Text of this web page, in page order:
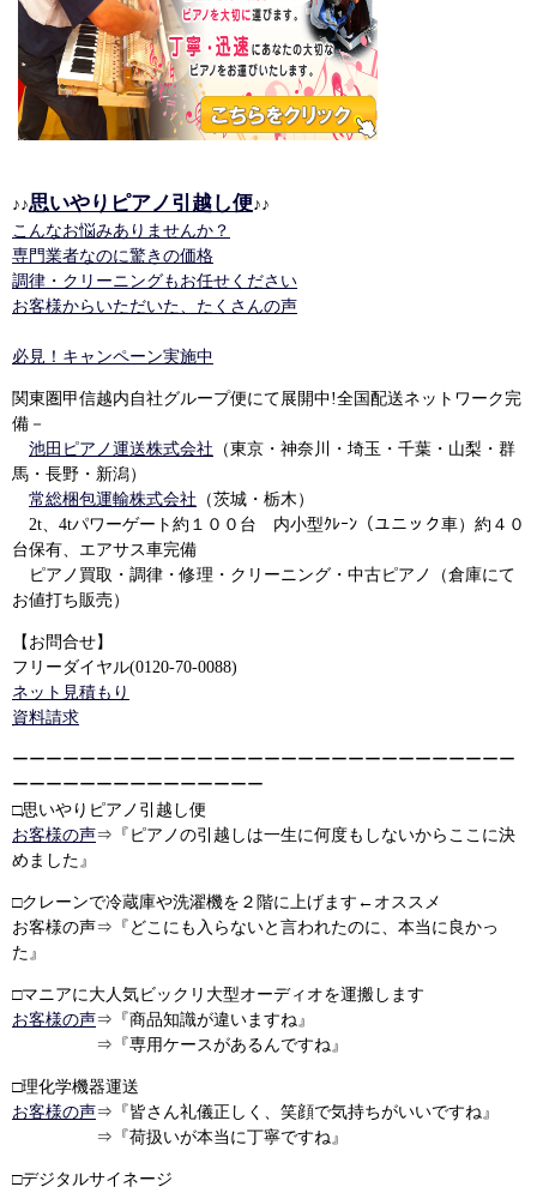
♪♪思いやりピアノ引越し便♪♪
こんなお悩みありませんか？
専門業者なのに驚きの価格
調律・クリーニングもお任せください
お客様からいただいた、たくさんの声
必見！キャンペーン実施中
関東圏甲信越内自社グループ便にて展開中!全国配送ネットワーク完
備－
池田ピアノ運送株式会社 （東京・神奈川・埼玉・千葉・山梨・群
馬・長野・新潟）
常総梱包運輸株式会社 （茨城・栃木）
2t、4tパワーゲート約１００台 内小型ｸﾚｰﾝ（ユニック車）約４０
台保有、エアサス車完備
ピアノ買取・調律・修理・クリーニング・中古ピアノ（倉庫にて
お値打ち販売）
【お問合せ】
フリーダイヤル(0120-70-0088)
ネット見積もり
資料請求
ーーーーーーーーーーーーーーーーーーーーーーーーーーーーーー
ーーーーーーーーーーーーーーー
□思いやりピアノ引越し便
お客様の声⇒『ピアノの引越しは一生に何度もしないからここに決
めました』
□クレーンで冷蔵庫や洗濯機を２階に上げます←オススメ
お客様の声⇒『どこにも入らないと言われたのに、本当に良かっ
た』
□マニアに大人気ビックリ大型オーディオを運搬します
お客様の声⇒『商品知識が違いますね』
⇒『専用ケースがあるんですね』
□理化学機器運送
お客様の声⇒『皆さん礼儀正しく、笑顔で気持ちがいいですね』
⇒『荷扱いが本当に丁寧ですね』
□デジタルサイネージ